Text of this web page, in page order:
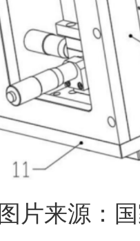
图片来源：